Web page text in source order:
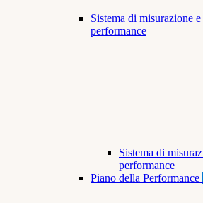
Sistema di misurazione
performance
Sistema di
performance
Piano della Performance